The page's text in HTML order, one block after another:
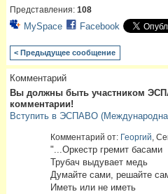
Представления: 108
MySpace Facebook
< Предыдущее сообщение
Комментарий
Вы должны быть участником
комментарии!
Вступить в ЭСПАВО
Комментарий от: Георгий,
"...Оркестр гремит басами
Трубач выдувает медь
Думайте сами, решайте
Иметь или не иметь